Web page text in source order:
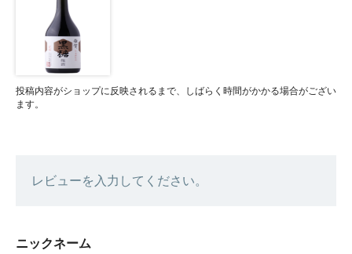
投稿内容がショップに反映されるまで、しばらく時間がかかる場合がござい
ます。
レビューを入力してください。
ニックネーム